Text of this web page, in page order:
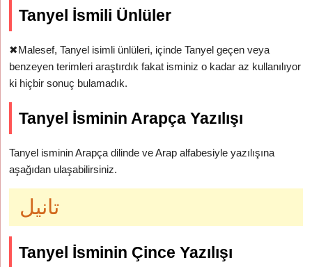
Tanyel İsmili Ünlüler
✖Malesef, Tanyel isimli ünlüleri, içinde Tanyel geçen veya
benzeyen terimleri araştırdık fakat isminiz o kadar az kullanılıyor
ki hiçbir sonuç bulamadık.
Tanyel İsminin Arapça Yazılışı
Tanyel isminin Arapça dilinde ve Arap alfabesiyle yazılışına
aşağıdan ulaşabilirsiniz.
تانيل
Tanyel İsminin Çince Yazılışı